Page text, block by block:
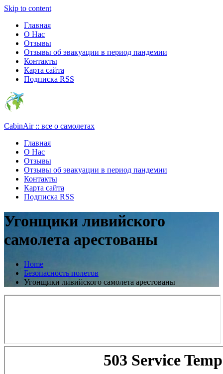
Skip to content
Главная
О Нас
Отзывы
Отзывы об эвакуации в период пандемии
Контакты
Карта сайта
Подписка RSS
CabinAir :: все о самолетах
Главная
О Нас
Отзывы
Отзывы об эвакуации в период пандемии
Контакты
Карта сайта
Подписка RSS
Угонщики ливийского
самолета арестованы
Home
Безопасность полетов
Угонщики ливийского самолета арестованы